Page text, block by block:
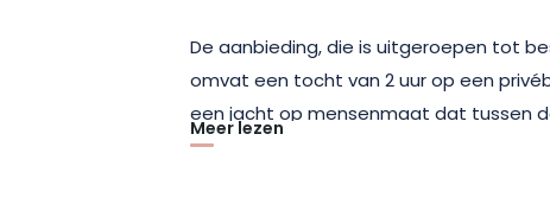
De aanbieding, die is uitgeroepen tot
omvat een tocht van 2 uur op een
een jacht op mensenmaat dat tussen
vervoeren, om Straatsburg te bezoeken,
Meer lezen